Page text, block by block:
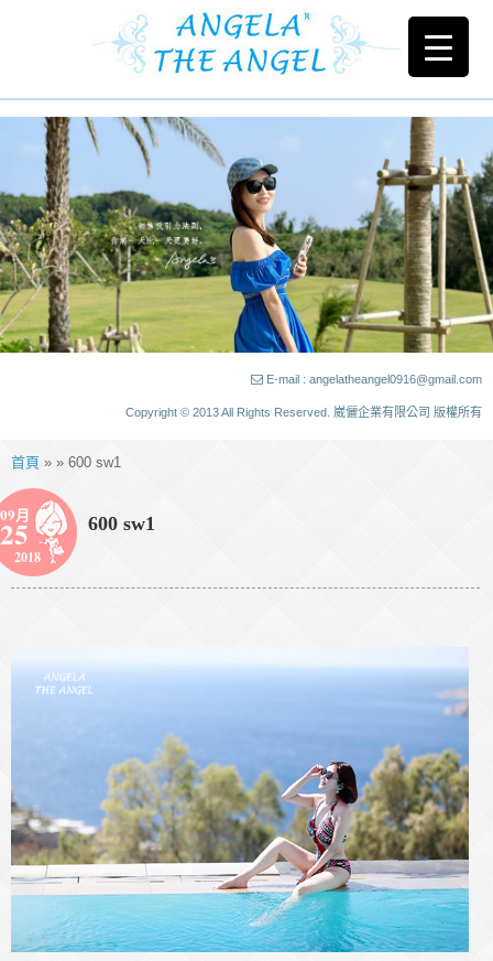
E-mail : angelatheangel0916@gmail.com
Copyright © 2013 All Rights Reserved. 崴儷企業有限公司 版權所有
首頁 » » 600 sw1
09月
25
2018
600 sw1